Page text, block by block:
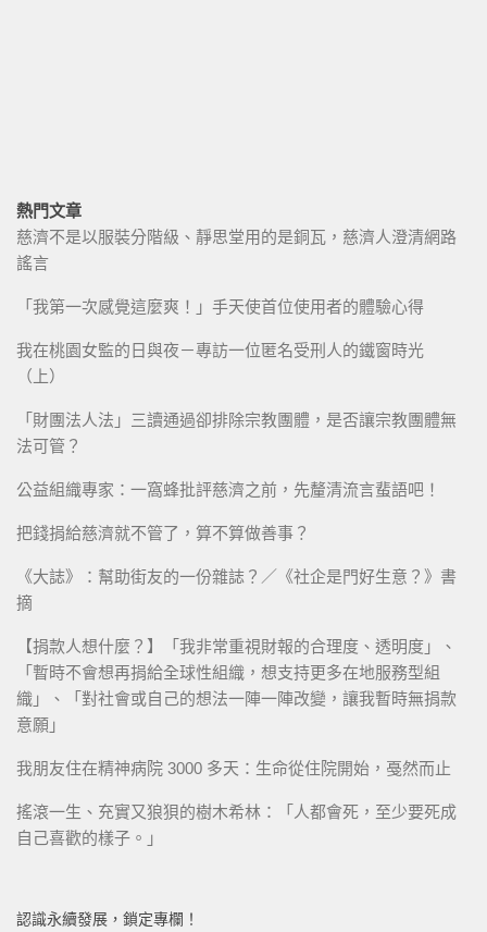
熱門文章
慈濟不是以服裝分階級、靜思堂用的是銅瓦，慈濟人澄清網路
謠言
「我第一次感覺這麼爽！」手天使首位使用者的體驗心得
我在桃園女監的日與夜－專訪一位匿名受刑人的鐵窗時光
（上）
「財團法人法」三讀通過卻排除宗教團體，是否讓宗教團體無
法可管？
公益組織專家：一窩蜂批評慈濟之前，先釐清流言蜚語吧！
把錢捐給慈濟就不管了，算不算做善事？
《大誌》：幫助街友的一份雜誌？／《社企是門好生意？》書
摘
【捐款人想什麼？】「我非常重視財報的合理度、透明度」、
「暫時不會想再捐給全球性組織，想支持更多在地服務型組
織」、「對社會或自己的想法一陣一陣改變，讓我暫時無捐款
意願」
我朋友住在精神病院 3000 多天：生命從住院開始，戞然而止
搖滾一生、充實又狼狽的樹木希林：「人都會死，至少要死成
自己喜歡的樣子。」
認識永續發展，鎖定專欄！